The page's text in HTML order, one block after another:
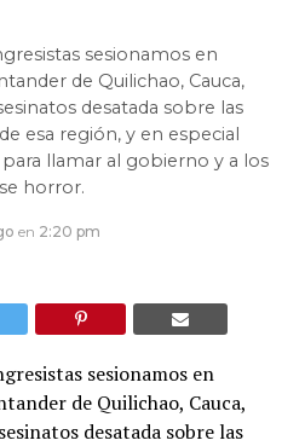
sesionamos en
de Quilichao, Cauca,
desatada sobre las
esa región, y en especial
llamar al gobierno y a los
horror.
en 2:20 pm
sesionamos en
de Quilichao, Cauca,
desatada sobre las